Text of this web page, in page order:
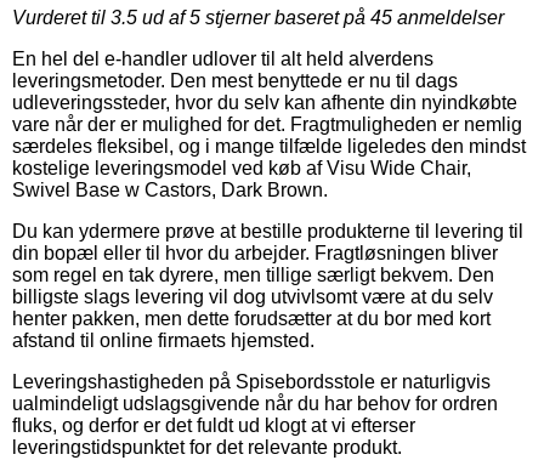
Vurderet til 3.5 ud af 5 stjerner baseret på 45 anmeldelser
En hel del e-handler udlover til alt held alverdens
leveringsmetoder. Den mest benyttede er nu til dags
udleveringssteder, hvor du selv kan afhente din nyindkøbte
vare når der er mulighed for det. Fragtmuligheden er nemlig
særdeles fleksibel, og i mange tilfælde ligeledes den mindst
kostelige leveringsmodel ved køb af Visu Wide Chair,
Swivel Base w Castors, Dark Brown.
Du kan ydermere prøve at bestille produkterne til levering til
din bopæl eller til hvor du arbejder. Fragtløsningen bliver
som regel en tak dyrere, men tillige særligt bekvem. Den
billigste slags levering vil dog utvivlsomt være at du selv
henter pakken, men dette forudsætter at du bor med kort
afstand til online firmaets hjemsted.
Leveringshastigheden på Spisebordsstole er naturligvis
ualmindeligt udslagsgivende når du har behov for ordren
fluks, og derfor er det fuldt ud klogt at vi efterser
leveringstidspunktet for det relevante produkt.